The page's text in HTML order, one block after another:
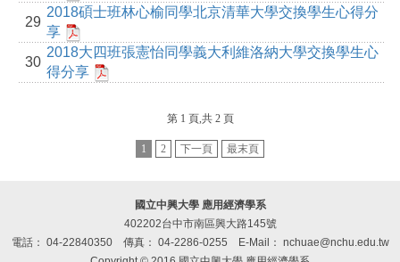
29
2018碩士班林心榆同學北京清華大學交換學生心得分
享
30
2018大四班張憲怡同學義大利維洛納大學交換學生心
得分享
第 1 頁,共 2 頁
1 2 下一頁 最末頁
國立中興大學 應用經濟學系
402202台中市南區興大路145號
電話： 04-22840350
傳真： 04-2286-0255
E-Mail： nchuae@nchu.edu.tw